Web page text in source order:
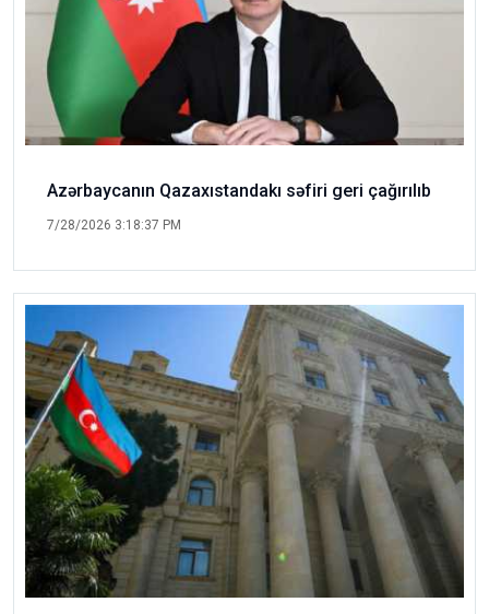
Azərbaycanın Qazaxıstandakı səfiri geri çağırılıb
7/28/2026 3:18:37 PM